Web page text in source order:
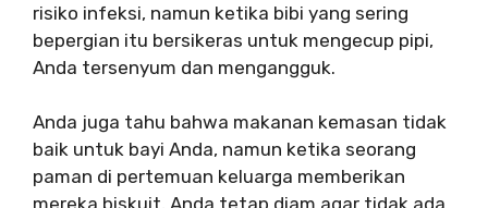
risiko infeksi, namun ketika bibi yang sering
bepergian itu bersikeras untuk mengecup pipi,
Anda tersenyum dan mengangguk.
Anda juga tahu bahwa makanan kemasan tidak
baik untuk bayi Anda, namun ketika seorang
paman di pertemuan keluarga memberikan
mereka biskuit, Anda tetap diam agar tidak ada